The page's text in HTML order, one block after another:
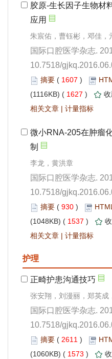
10.7518/
1607 )
1627 )
|
10.7518/
930 )
1537 )
|
10.7518/
2611 )
1573 )